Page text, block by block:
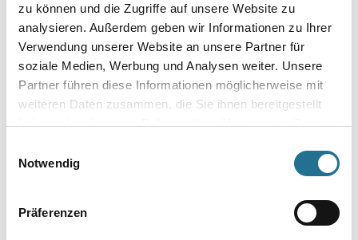
zu können und die Zugriffe auf unsere Website zu
analysieren. Außerdem geben wir Informationen zu Ihrer
Verwendung unserer Website an unsere Partner für
soziale Medien, Werbung und Analysen weiter. Unsere
Partner führen diese Informationen möglicherweise mit
weiteren Daten zusammen, die Sie ihnen bereitgestellt
haben oder die sie im Rahmen Ihrer Nutzung der Dienste
Notwendig
Präferenzen
Umrechnungsfaktoren